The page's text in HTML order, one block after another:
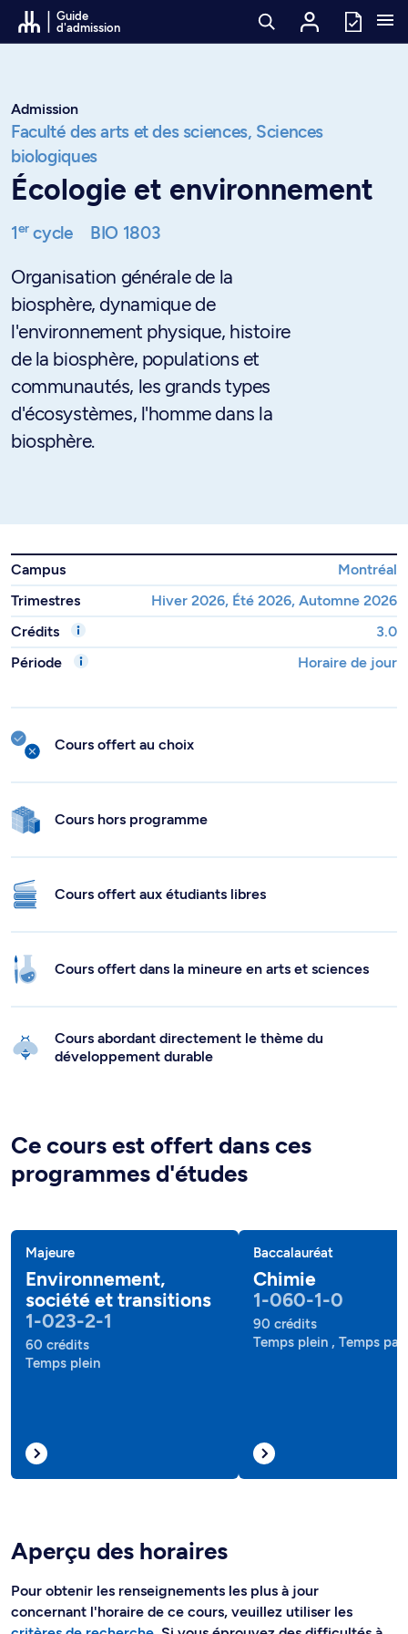
Passer au contenu
Guide
d'admission
Admission
Faculté des arts et des sciences, Sciences
biologiques
Écologie et environnement
1ercycle BIO 1803
Organisation générale de la
biosphère, dynamique de
l'environnement physique, histoire
de la biosphère, populations et
communautés, les grands types
d'écosystèmes, l'homme dans la
biosphère.
Campus
Montréal
Trimestres
Hiver 2026, Été 2026, Automne 2026
Crédits
3.0
Période
Horaire de jour
Cours offert au choix
Cours hors programme
Cours offert aux étudiants libres
Cours offert dans la mineure en arts et sciences
Cours abordant directement le thème du
développement durable
Ce cours est offert dans ces
programmes d'études
Majeure
Environnement,
société et transitions
1-023-2-1
60 crédits
Temps plein
Baccalauréat
Chimie
1-060-1-0
90 crédits
Temps plein , Temps
Aperçu des horaires
Pour obtenir les renseignements les plus à jour
concernant l'horaire de ce cours, veuillez utiliser les